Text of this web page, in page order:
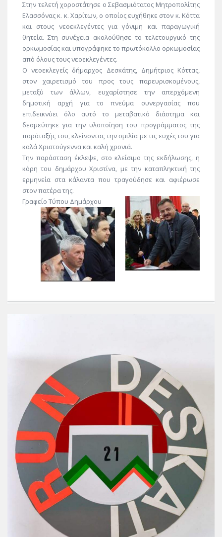
Στην τελετή χοροστάτησε ο Σεβασμιότατος Μητροπολίτης
Ελασσόνας κ. κ. Χαρίτων, ο οποίος ευχήθηκε στον κ. Κόττα
και στους νεοεκλεγέντες για γόνιμη και παραγωγική
θητεία. Στη συνέχεια ακολούθησε το τελετουργικό της
ορκωμοσίας και υπογράφηκε το πρωτόκολλο ορκωμοσίας
από όλους τους νεοεκλεγέντες.
Ο νεοεκλεγείς δήμαρχος Δεσκάτης, Δημήτριος Κόττας,
στον χαιρετισμό του προς τους παρευρισκομένους,
μεταξύ των άλλων, ευχαρίστησε την απερχόμενη
δημοτική αρχή για το πνεύμα συνεργασίας που
επιδεικνύει όλο αυτό το μεταβατικό διάστημα και
δεσμεύτηκε για την υλοποίηση του προγράμματος της
παράταξής του, κλείνοντας την ομιλία με τις ευχές του για
καλά Χριστούγεννα και καλή χρονιά.
Την παράσταση έκλεψε, στο κλείσιμο της εκδήλωσης, η
κόρη του δημάρχου Χριστίνα, με την καταπληκτική της
ερμηνεία στα κάλαντα που τραγούδησε και αφιέρωσε
στον πατέρα της.
Γραφείο Τύπου Δημάρχου